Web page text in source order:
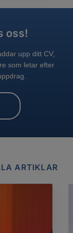
oss!
upp ditt CV,
som letar efter
ARTIKLAR